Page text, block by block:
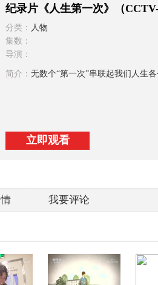
纪录片《人生第一次》（CCTV-
分类： 人物
集数：
导演：
简介： 无数个“第一次”串联起我们人生
立即观看
我要评论